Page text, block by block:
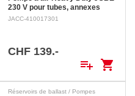
230 V pour tubes, annexes
gonflables et bateaux
pneumatiques. Livrée avec
tuyau et 2 embouts pour
JACC-410017301
CHF 139.-
playlist_add shopping_cart
Réservoirs de ballast / Pompes